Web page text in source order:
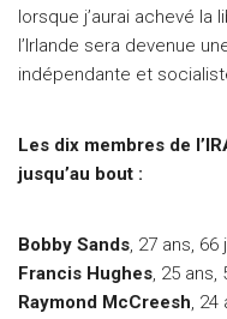
lorsque j’aurai achevé la
l’Irlande sera devenue
indépendante et
Les dix membres de
jusqu’au bout :
Bobby Sands, 27 ans,
Francis Hughes, 25 ans,
Raymond McCreesh, 24